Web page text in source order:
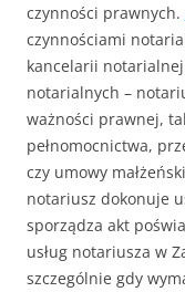
czynności prawnych.
czynnościami
kancelarii
notarialnych –
ważności prawnej,
pełnomocnictwa,
czy umowy
notariusz dokonuje
sporządza akt
usług notariusza w
szczególnie gdy